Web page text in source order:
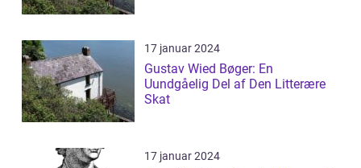
17 januar 2024
Gustav Wied Bøger: En
Uundgåelig Del af Den Litterære
Skat
17 januar 2024